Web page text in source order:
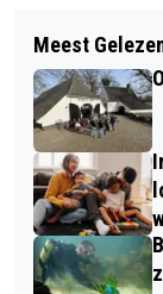
EERSTE
FRIENDS
Meest